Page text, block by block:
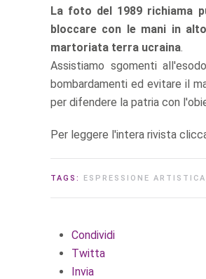
La foto del 1989 richiama
bloccare con le mani in
martoriata terra ucraina.
Assistiamo sgomenti
bombardamenti ed evitare il
per difendere la patria con
Per leggere l'intera rivista
TAGS: ESPRESSIONE ARTISTICA
Condividi
Twitta
Invia